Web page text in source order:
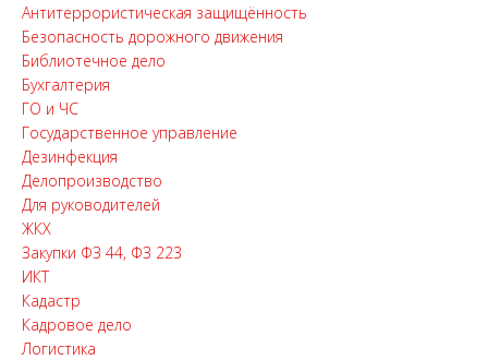
Антитеррористическая защищённость
Безопасность дорожного движения
Библиотечное дело
Бухгалтерия
ГО и ЧС
Государственное управление
Дезинфекция
Делопроизводство
Для руководителей
ЖКХ
Закупки ФЗ 44, ФЗ 223
ИКТ
Кадастр
Кадровое дело
Логистика